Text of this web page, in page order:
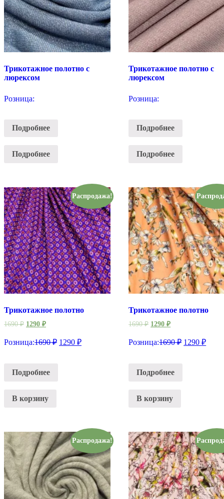
Трикотажное полотно с
люрексом
Розница:
Подробнее
Подробнее
Трикотажное полотно с
люрексом
Розница:
Подробнее
Подробнее
Распродажа!
Трикотажное полотно
1690₽ 1290 ₽
Розница:1690₽ 1290 ₽
Подробнее
В корзину
Трикотажное полотно
1690₽ 1290₽
Розница:1690₽ 1290₽
Подробнее
В корзину
Распродажа!